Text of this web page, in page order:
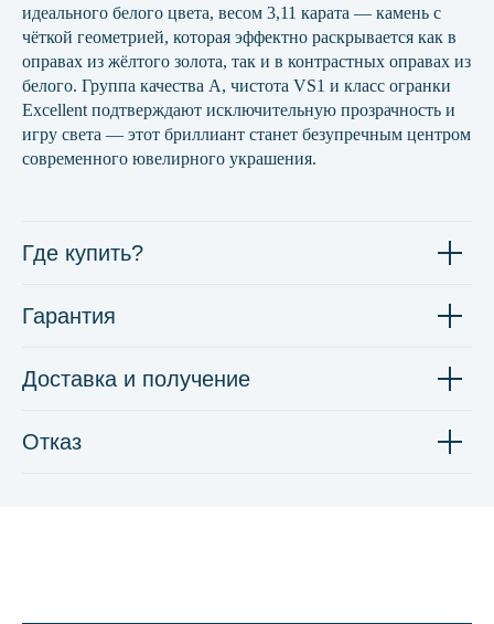
идеального белого цвета, весом 3,11 карата — камень с
чёткой геометрией, которая эффектно раскрывается как в
оправах из жёлтого золота, так и в контрастных оправах из
белого. Группа качества А, чистота VS1 и класс огранки
Excellent подтверждают исключительную прозрачность и
игру света — этот бриллиант станет безупречным центром
современного ювелирного украшения.
Где купить?
Гарантия
Доставка и получение
Отказ